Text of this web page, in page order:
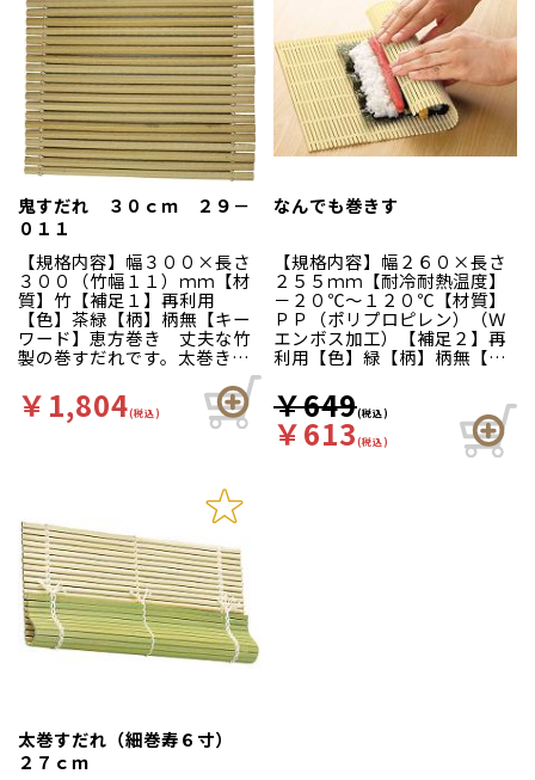
鬼すだれ ３０ｃｍ ２９－
０１１
【規格内容】幅３００×長さ
３００（竹幅１１）ｍｍ【材
質】竹【補足１】再利用
【色】茶緑【柄】柄無【キー
ワード】恵方巻き 丈夫な竹
製の巻すだれです。太巻き・
細巻きなど、用途に合わせて
サイズをお選びください。竹
幅：約１１ｍｍ
￥1,804(税込)
なんでも巻きす
【規格内容】幅２６０×長さ
２５５ｍｍ【耐冷耐熱温度】
－２０℃～１２０℃【材質】
ＰＰ（ポリプロピレン）（Ｗ
エンボス加工）【補足２】再
利用【色】緑【柄】柄無【キ
ーワード】恵方巻き 表面の
Ｗエンボス加工（特許）で、
ご飯がくっつきにくく、裏巻
きもラクラク。太巻き、細巻
きはもちろん、人気メニュー
￥649(税込)
￥613(税込)
太巻すだれ（細巻寿６寸）
２７ｃｍ